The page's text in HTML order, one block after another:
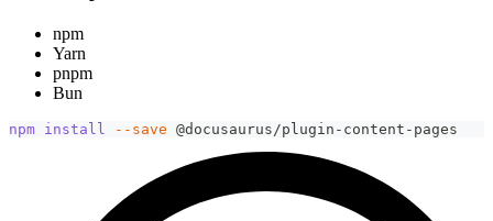
npm
Yarn
pnpm
Bun
npm install --save @docusaurus/plugin-content-pages